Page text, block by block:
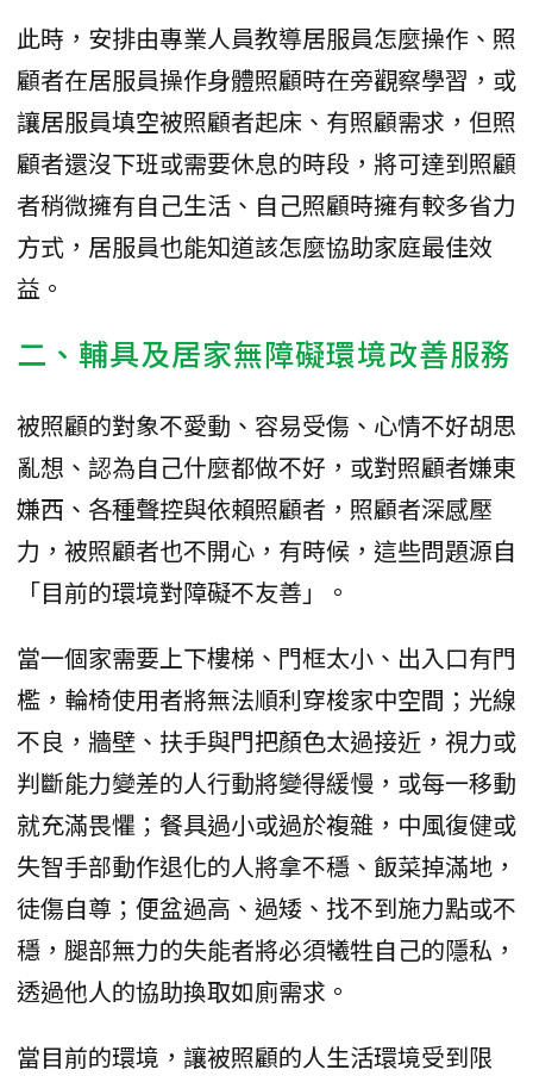
此時，安排由專業人員教導居服員怎麼操作、照
顧者在居服員操作身體照顧時在旁觀察學習，或
讓居服員填空被照顧者起床、有照顧需求，但照
顧者還沒下班或需要休息的時段，將可達到照顧
者稍微擁有自己生活、自己照顧時擁有較多省力
方式，居服員也能知道該怎麼協助家庭最佳效
益。
二、輔具及居家無障礙環境改善服務
被照顧的對象不愛動、容易受傷、心情不好胡思
亂想、認為自己什麼都做不好，或對照顧者嫌東
嫌西、各種聲控與依賴照顧者，照顧者深感壓
力，被照顧者也不開心，有時候，這些問題源自
「目前的環境對障礙不友善」。
當一個家需要上下樓梯、門框太小、出入口有門
檻，輪椅使用者將無法順利穿梭家中空間；光線
不良，牆壁、扶手與門把顏色太過接近，視力或
判斷能力變差的人行動將變得緩慢，或每一移動
就充滿畏懼；餐具過小或過於複雜，中風復健或
失智手部動作退化的人將拿不穩、飯菜掉滿地，
徒傷自尊；便盆過高、過矮、找不到施力點或不
穩，腿部無力的失能者將必須犧牲自己的隱私，
透過他人的協助換取如廁需求。
當目前的環境，讓被照顧的人生活環境受到限